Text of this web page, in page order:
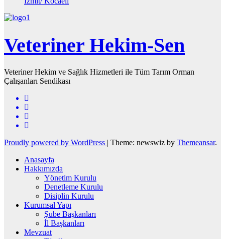
Veteriner Hekim-Sen
Veteriner Hekim ve Sağlık Hizmetleri ile Tüm Tarım Orman
Çalışanları Sendikası
Proudly powered by WordPress | Theme: newswiz by Themeansar.
Anasayfa
Hakkımızda
Yönetim Kurulu
Denetleme Kurulu
Disiplin Kurulu
Kurumsal Yapı
Şube Başkanları
İl Başkanları
Mevzuat